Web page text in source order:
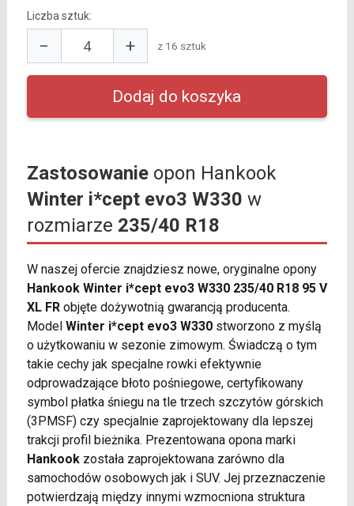
Liczba sztuk:
− + z 16 sztuk
Zastosowanieopon Hankook
Winter i*cept evo3 W330 w
rozmiarze 235/40 R18
W naszej ofercie znajdziesz nowe, oryginalne opony
Hankook Winter i*cept evo3 W330 235/40 R18 95 V
XL FRobjęte dożywotnią gwarancją producenta.
Model Winter i*cept evo3 W330stworzono z myślą
o użytkowaniu w sezonie zimowym. Świadczą o tym
takie cechy jak specjalne rowki efektywnie
odprowadzające błoto pośniegowe, certyfikowany
symbol płatka śniegu na tle trzech szczytów górskich
(3PMSF) czy specjalnie zaprojektowany dla lepszej
trakcji profil bieżnika. Prezentowana opona marki
Hankookzostała zaprojektowana zarówno dla
samochodów osobowych jak i SUV. Jej przeznaczenie
potwierdzają między innymi wzmocniona struktura